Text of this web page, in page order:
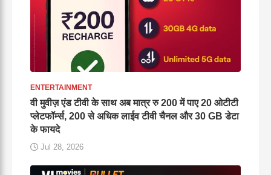
ENTERTAINMENT
वी मुवीज़ एंड टीवी के साथ अब मात्र रु 200 में पाए 20 ओटीटी
प्लेटफॉर्म्स, 200 से अधिक लाईव टीवी चैनल और 30 GB डेटा
के फायदे
Jul 28, 2026